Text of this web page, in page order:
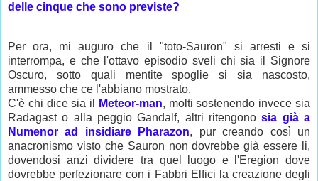
delle cinque che sono previste?
Per ora, mi auguro che il "toto-Sauron" si arresti e si
interrompa, e che l'ottavo episodio sveli chi sia il Signore
Oscuro, sotto quali mentite spoglie si sia nascosto,
ammesso che ce l'abbiano mostrato.
C'è chi dice sia il
Meteor-man, molti sostenendo invece sia
Radagast o alla peggio Gandalf, altri ritengonosia già a
Numenor ad insidiare Pharazon, pur creando così un
anacronismo visto che Sauron non dovrebbe già essere li,
dovendosi anzi dividere tra quel luogo e l'Eregion dove
dovrebbe perfezionare con i Fabbri Elfici la creazione degli